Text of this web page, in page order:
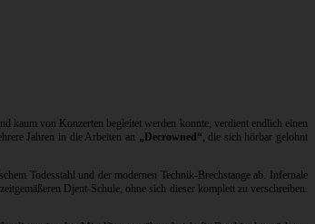
kaum von Konzerten begleitet werden konnte, verdient endlich einen
Jahren in die Arbeiten an „Decrowned“, die sich hörbar gelohnt
Todesstahl und der modernen Technik-Brechstange ab. Infernale
Djent-Schule, ohne sich dieser komplett zu verschreiben.